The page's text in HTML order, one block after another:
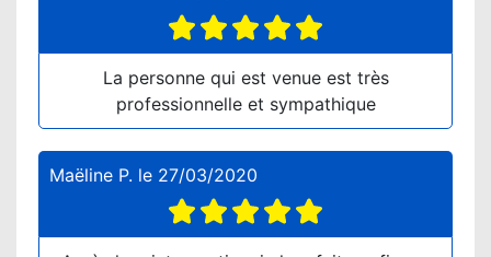
La personne qui est venue est très
professionnelle et sympathique
Maëline P. le 27/03/2020